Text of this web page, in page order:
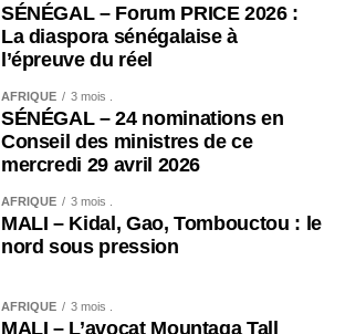
SÉNÉGAL – Forum PRICE 2026 :
La diaspora sénégalaise à
l’épreuve du réel
AFRIQUE 3 mois .
SÉNÉGAL – 24 nominations en
Conseil des ministres de ce
mercredi 29 avril 2026
AFRIQUE 3 mois .
MALI – Kidal, Gao, Tombouctou : le
nord sous pression
AFRIQUE 3 mois .
MALI – L’avocat Mountaga Tall